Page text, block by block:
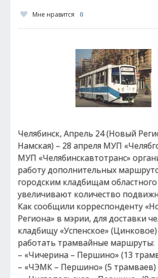
Мне нравится 0
Челябинск, Апрель 24 (Новый
Намская) – 28 апреля МУП
МУП «Челябинскавтотранс»
работу дополнительных
городским кладбищам
увеличивают количество
Как сообщили корреспонденту
Региона» в мэрии, для доставки
кладбищу «Успенское» (Цинковое)
работать трамвайные маршруты:
– «Чичерина – Першино» (13
– «ЧЭМК – Першино» (5 трамваев)